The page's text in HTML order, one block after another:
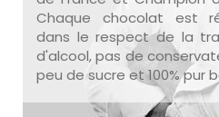
Chaque chocolat est
dans le respect de la
d'alcool, pas de
peu de sucre et 100% pur